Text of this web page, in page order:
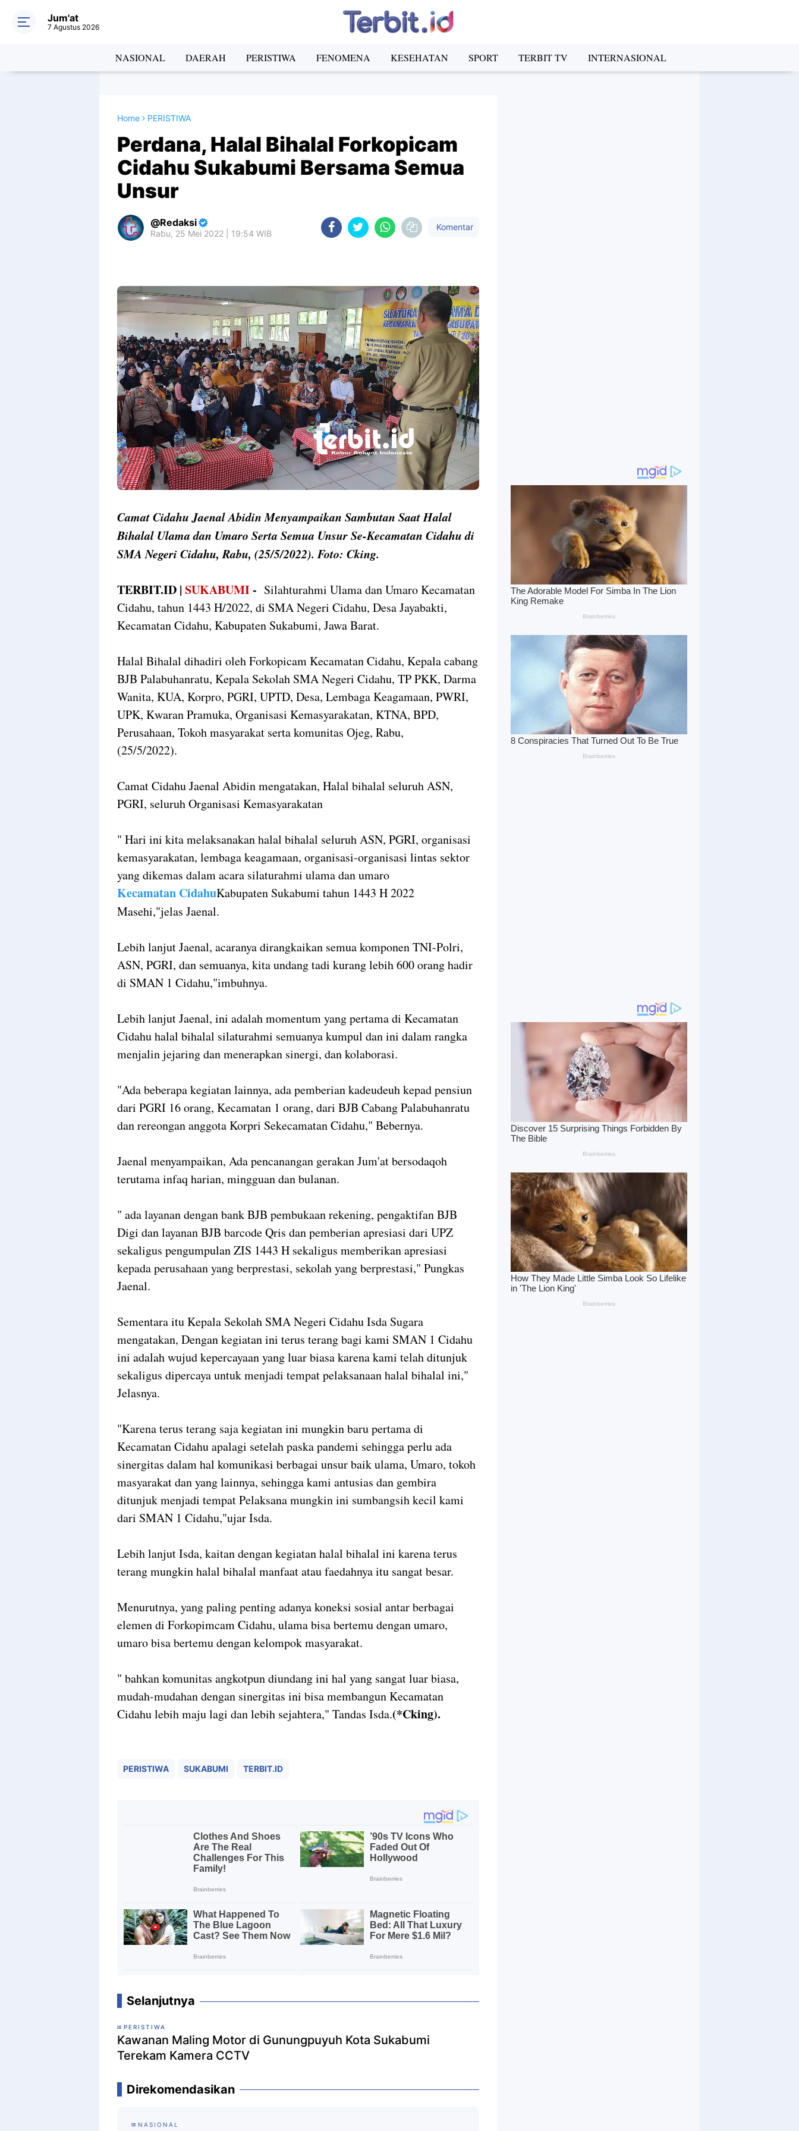
Jum'at
7 Agustus 2026
NASIONAL DAERAH PERISTIWA FENOMENA KESEHATAN SPORT TERBIT TV INTERNASIONAL
Home PERISTIWA
Perdana, Halal Bihalal Forkopicam
Cidahu Sukabumi Bersama Semua
Unsur
Redaksi
Rabu, 25 Mei 2022 | 19:54 WIB
Komentar
Camat Cidahu Jaenal Abidin Menyampaikan Sambutan Saat Halal
Bihalal Ulama dan Umaro Serta Semua Unsur Se-Kecamatan Cidahu di
SMA Negeri Cidahu, Rabu, (25/5/2022). Foto: Cking.
TERBIT.ID | SUKABUMI- Silahturahmi Ulama dan Umaro Kecamatan
Cidahu, tahun 1443 H/2022, di SMA Negeri Cidahu, Desa Jayabakti,
Kecamatan Cidahu, Kabupaten Sukabumi, Jawa Barat.
Halal Bihalal dihadiri oleh Forkopicam Kecamatan Cidahu, Kepala cabang
BJB Palabuhanratu, Kepala Sekolah SMA Negeri Cidahu, TP PKK, Darma
Wanita, KUA, Korpro, PGRI, UPTD, Desa, Lembaga Keagamaan, PWRI,
UPK, Kwaran Pramuka, Organisasi Kemasyarakatan, KTNA, BPD,
Perusahaan, Tokoh masyarakat serta komunitas Ojeg, Rabu,
(25/5/2022).
Camat Cidahu Jaenal Abidin mengatakan, Halal bihalal seluruh ASN,
PGRI, seluruh Organisasi Kemasyarakatan
" Hari ini kita melaksanakan halal bihalal seluruh ASN, PGRI, organisasi
kemasyarakatan, lembaga keagamaan, organisasi-organisasi lintas sektor
yang dikemas dalam acara silaturahmi ulama dan umaro
Kecamatan CidahuKabupaten Sukabumi tahun 1443 H 2022
Masehi,"jelas Jaenal.
Lebih lanjut Jaenal, acaranya dirangkaikan semua komponen TNI-Polri,
ASN, PGRI, dan semuanya, kita undang tadi kurang lebih 600 orang hadir
di SMAN 1 Cidahu,"imbuhnya.
Lebih lanjut Jaenal, ini adalah momentum yang pertama di Kecamatan
Cidahu halal bihalal silaturahmi semuanya kumpul dan ini dalam rangka
menjalin jejaring dan menerapkan sinergi, dan kolaborasi.
"Ada beberapa kegiatan lainnya, ada pemberian kadeudeuh kepad pensiun
dari PGRI 16 orang, Kecamatan 1 orang, dari BJB Cabang Palabuhanratu
dan rereongan anggota Korpri Sekecamatan Cidahu," Bebernya.
Jaenal menyampaikan, Ada pencanangan gerakan Jum'at bersodaqoh
terutama infaq harian, mingguan dan bulanan.
" ada layanan dengan bank BJB pembukaan rekening, pengaktifan BJB
Digi dan layanan BJB barcode Qris dan pemberian apresiasi dari UPZ
sekaligus pengumpulan ZIS 1443 H sekaligus memberikan apresiasi
kepada perusahaan yang berprestasi, sekolah yang berprestasi," Pungkas
Jaenal.
Sementara itu Kepala Sekolah SMA Negeri Cidahu Isda Sugara
mengatakan, Dengan kegiatan ini terus terang bagi kami SMAN 1 Cidahu
ini adalah wujud kepercayaan yang luar biasa karena kami telah ditunjuk
sekaligus dipercaya untuk menjadi tempat pelaksanaan halal bihalal ini,"
Jelasnya.
"Karena terus terang saja kegiatan ini mungkin baru pertama di
Kecamatan Cidahu apalagi setelah paska pandemi sehingga perlu ada
sinergitas dalam hal komunikasi berbagai unsur baik ulama, Umaro, tokoh
masyarakat dan yang lainnya, sehingga kami antusias dan gembira
ditunjuk menjadi tempat Pelaksana mungkin ini sumbangsih kecil kami
dari SMAN 1 Cidahu,"ujar Isda.
Lebih lanjut Isda, kaitan dengan kegiatan halal bihalal ini karena terus
terang mungkin halal bihalal manfaat atau faedahnya itu sangat besar.
Menurutnya, yang paling penting adanya koneksi sosial antar berbagai
elemen di Forkopimcam Cidahu, ulama bisa bertemu dengan umaro,
umaro bisa bertemu dengan kelompok masyarakat.
" bahkan komunitas angkotpun diundang ini hal yang sangat luar biasa,
mudah-mudahan dengan sinergitas ini bisa membangun Kecamatan
Cidahu lebih maju lagi dan lebih sejahtera," Tandas Isda.(*Cking).
PERISTIWA SUKABUMI TERBIT.ID
Selanjutnya
PERISTIWA
Kawanan Maling Motor di Gunungpuyuh Kota Sukabumi
Terekam Kamera CCTV
Direkomendasikan
NASIONAL